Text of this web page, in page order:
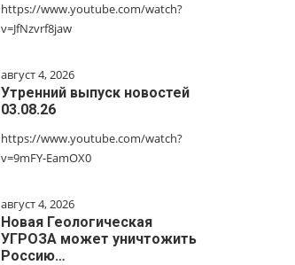
https://www.youtube.com/watch?
v=JfNzvrf8jaw
август 4, 2026
Утренний выпуск новостей
03.08.26
https://www.youtube.com/watch?
v=9mFY-EamOX0
август 4, 2026
Новая Геологическая
УГРОЗА может уничтожить
Россию…